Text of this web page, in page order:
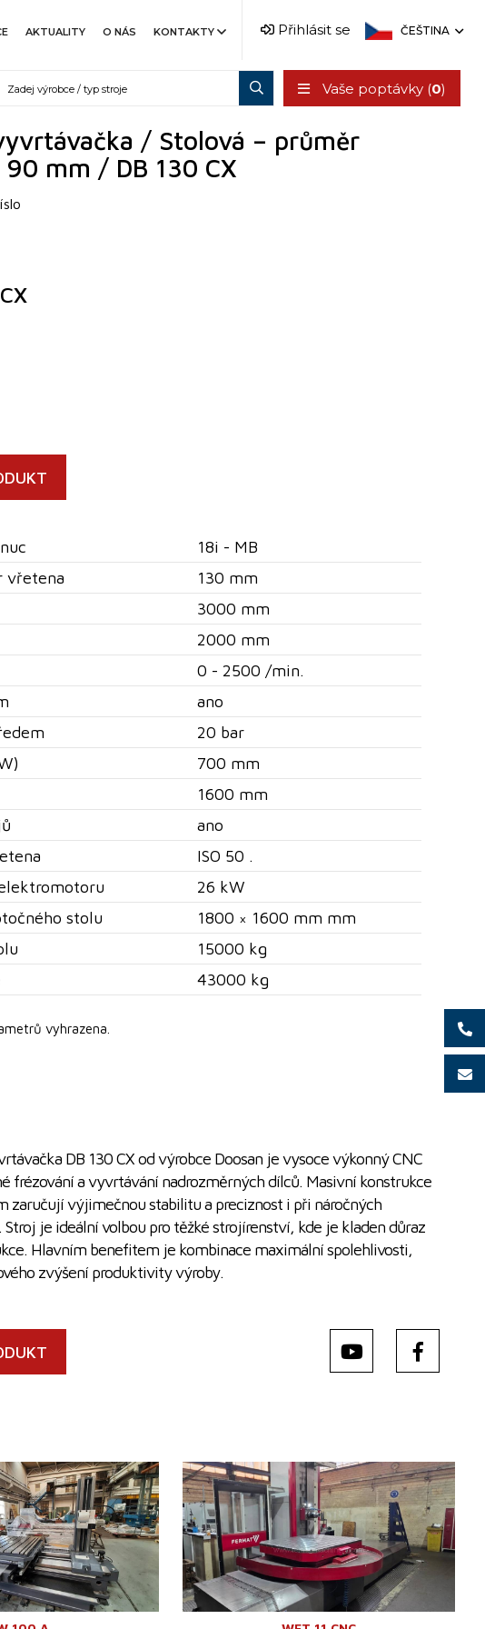
AKTUALITY O NÁS KONTAKTY Přihlásit se ČEŠTINA
Vaše poptávky (0)
/ Stolová – průměr
mm / DB 130 CX
18i - MB
vřetena
130 mm
3000 mm
2000 mm
0 - 2500 /min.
ano
20 bar
700 mm
1600 mm
ano
ISO 50 .
26 kW
stolu
1800 × 1600 mm mm
15000 kg
43000 kg
vyhrazena.
DB 130 CX od výrobce Doosan je vysoce výkonný CNC
frézování a vyvrtávání nadrozměrných dílců. Masivní konstrukce
zaručují výjimečnou stabilitu a preciznost i při náročných
Stroj je ideální volbou pro těžké strojírenství, kde je kladen důraz
Hlavním benefitem je kombinace maximální spolehlivosti,
zvýšení produktivity výroby.
0
ne
100 mm
1600 mm
1120 mm
7 - 1120 /min.
ne
900 mm
1250 mm
ne
Rok výroby:
2024
Řídící systém
ano
Řídící systém Heidenhain
TNC 640
Pracovní průměr vřetena
110 mm
Pojezd osy X
3000 mm
Pojezd osy Y
2000 mm
Otáčky vřetene
10 - 4000 /min.
Chlazení středem
ano
Tlak chlazení středem
70 bar
Výsuv vřetene (W)
730 mm